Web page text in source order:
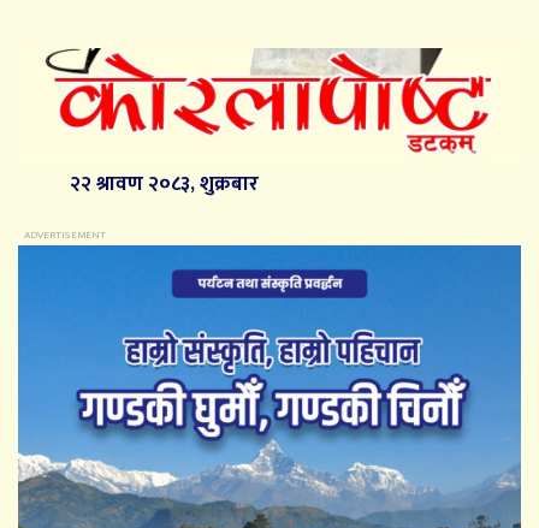
२२ श्रावण २०८३, शुक्रबार